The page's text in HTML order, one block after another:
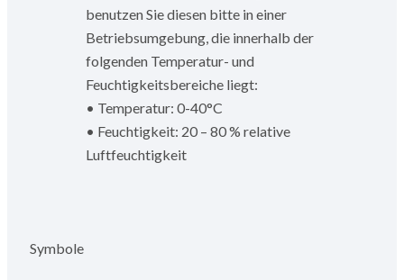
benutzen Sie diesen bitte in einer
Betriebsumgebung, die innerhalb der
folgenden Temperatur- und
Feuchtigkeitsbereiche liegt:
• Temperatur: 0-40°C
• Feuchtigkeit: 20 – 80 % relative
Luftfeuchtigkeit
Symbole